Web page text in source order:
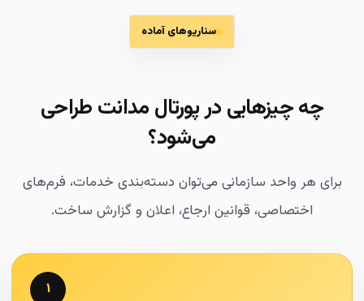
سناریوهای آماده
چه چیزهایی در پورتال مدانت طراحی
می‌شود؟
برای هر واحد سازمانی می‌توان دسته‌بندی خدمات، فرم‌های
اختصاصی، قوانین ارجاع، اعلان و گزارش ساخت.
۱